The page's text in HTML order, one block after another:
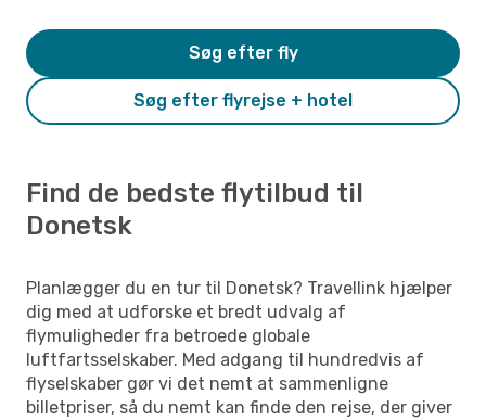
Søg efter flyrejse + hotel
Søg efter fly
Find de bedste flytilbud til
Donetsk
Planlægger du en tur til Donetsk? Travellink hjælper
dig med at udforske et bredt udvalg af
flymuligheder fra betroede globale
luftfartsselskaber. Med adgang til hundredvis af
flyselskaber gør vi det nemt at sammenligne
billetpriser, så du nemt kan finde den rejse, der giver